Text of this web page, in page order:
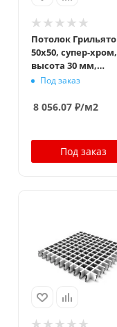
Потолок Грильято
50x50, супер-хром,
высота 30 мм,
ширина 5 мм
Под заказ
8 056.07 ₽/м2
Под заказ